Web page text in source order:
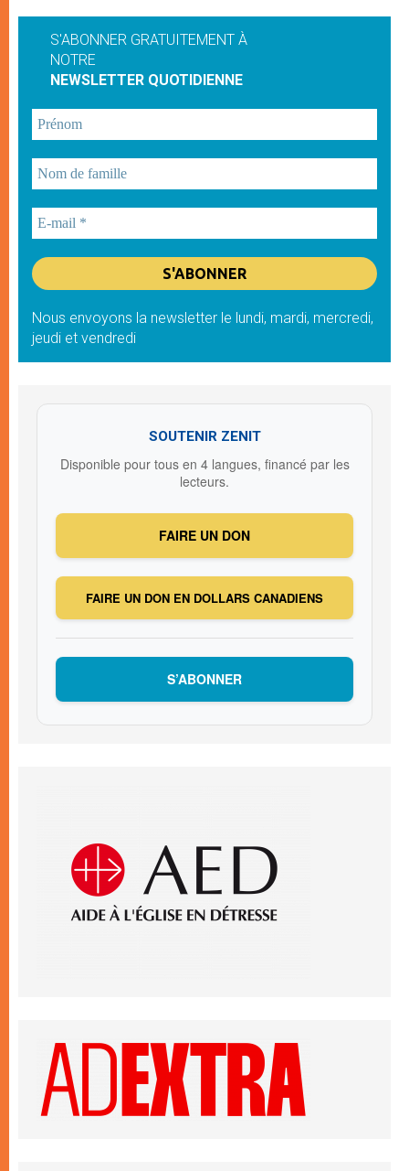
S'ABONNER GRATUITEMENT À
NOTRE
NEWSLETTER QUOTIDIENNE
Nous envoyons la newsletter le lundi, mardi, mercredi,
jeudi et vendredi
SOUTENIR ZENIT
Disponible pour tous en 4 langues, financé par les
lecteurs.
FAIRE UN DON
FAIRE UN DON EN DOLLARS CANADIENS
S’ABONNER